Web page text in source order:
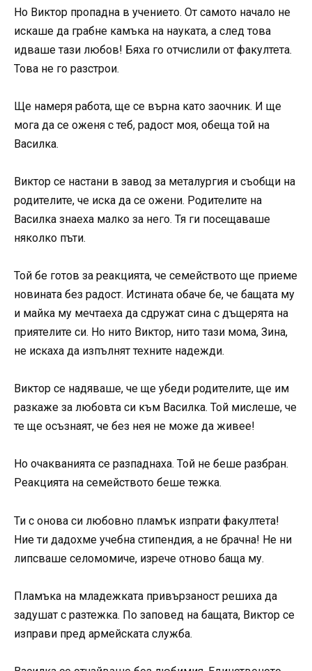
Но Виктор пропадна в учението. От самото начало не
искаше да грабне камъка на науката, а след това
идваше тази любов! Бяха го отчислили от факултета.
Това не го разстрои.
Ще намеря работа, ще се върна като заочник. И ще
мога да се оженя с теб, радост моя, обеща той на
Василка.
Виктор се настани в завод за металургия и съобщи на
родителите, че иска да се ожени. Родителите на
Василка знаеха малко за него. Тя ги посещаваше
няколко пъти.
Той бе готов за реакцията, че семейството ще приеме
новината без радост. Истината обаче бе, че бащата му
и майка му мечтаеха да сдружат сина с дъщерята на
приятелите си. Но нито Виктор, нито тази мома, Зина,
не искаха да изпълнят техните надежди.
Виктор се надяваше, че ще убеди родителите, ще им
разкаже за любовта си към Василка. Той мислеше, че
те ще осъзнаят, че без нея не може да живее!
Но очакванията се разпаднаха. Той не беше разбран.
Реакцията на семейството беше тежка.
Ти с онова си любовно пламък изпрати факултета!
Ние ти дадохме учебна стипендия, а не брачна! Не ни
липсваше селомомиче, изрече отново баща му.
Пламъка на младежката привързаност решиха да
задушат с разтежка. По заповед на бащата, Виктор се
изправи пред армейската служба.